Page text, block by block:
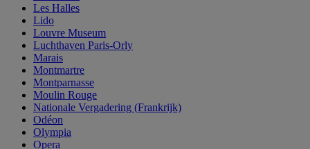
Les Halles
Lido
Louvre Museum
Luchthaven Paris-Orly
Marais
Montmartre
Montparnasse
Moulin Rouge
Nationale Vergadering (Frankrijk)
Odéon
Olympia
Opera